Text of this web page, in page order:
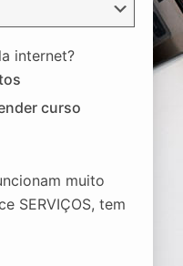
internet?
curso
muito
SERVIÇOS, tem